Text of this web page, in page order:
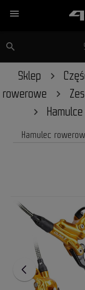
menu
search
Sklep
rowerowe
Hamulec